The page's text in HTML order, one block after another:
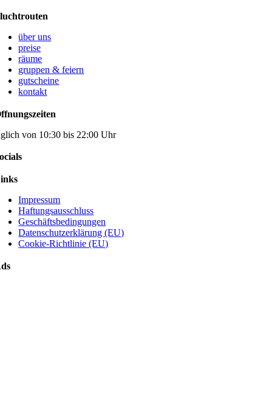
über uns
preise
räume
gruppen & feiern
gutscheine
kontakt
von 10:30 bis 22:00 Uhr
Impressum
Haftungsausschluss
Geschäftsbedingungen
Datenschutzerklärung (EU)
Cookie-Richtlinie (EU)